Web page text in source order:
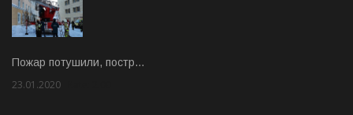
Пожар потушили, постр…
23.01.2020